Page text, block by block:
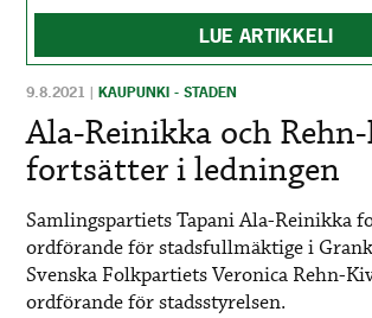
LUE ARTIKKELI
9.8.2021 |KAUPUNKI - STADEN
Ala-Reinikka och
fortsätter i ledningen
Samlingspartiets Tapani Ala-Reinikka
ordförande för stadsfullmäktige i
Svenska Folkpartiets Veronica Rehn-
ordförande för stadsstyrelsen.